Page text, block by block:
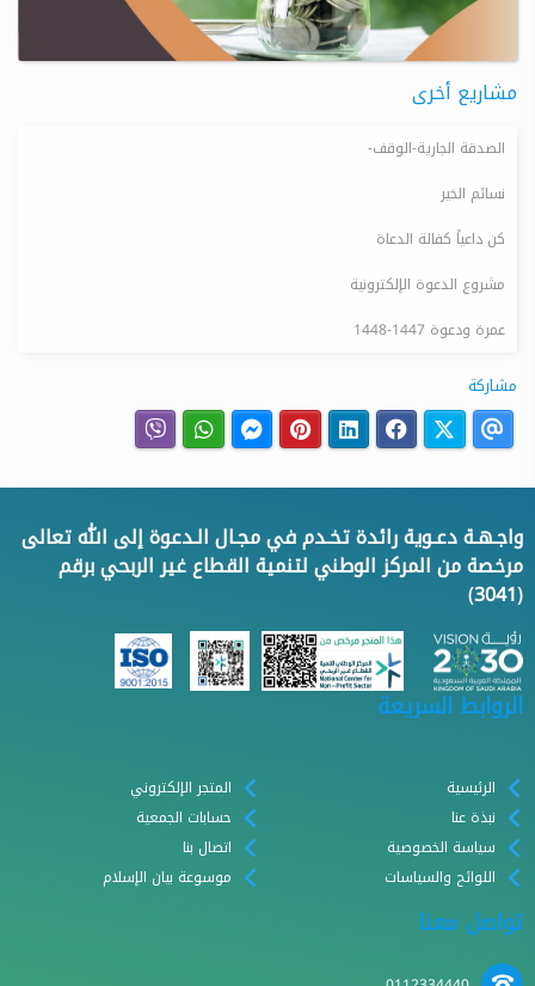
مشاريع أخرى
الصدقة الجارية-الوقف-
نسائم الخير
كن داعياً كفالة الدعاة
مشروع الدعوة الإلكترونية
عمرة ودعوة 1447-1448
مشاركة
واجـهـة دعـوية رائدة تخـدم في مجـال الـدعوة إلى الله تعالى
مرخصة من المركز الوطني لتنمية القطاع غير الربحي برقم
(3041)
الروابط السريعة
الرئيسية
نبذة عنا
سياسة الخصوصية
اللوائح والسياسات
المتجر الإلكتروني
حسابات الجمعية
اتصال بنا
موسوعة بيان الإسلام
تواصل معنا